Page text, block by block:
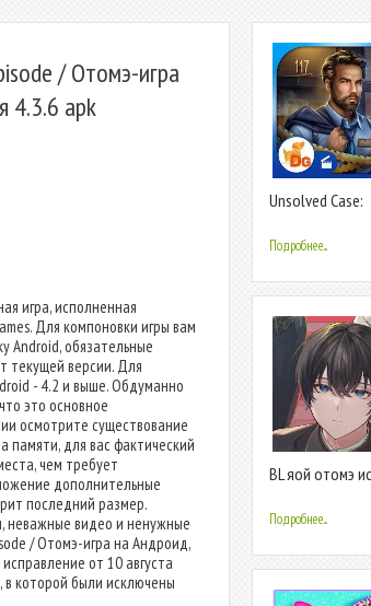
/ Отомэ-игра
4.3.6 apk
игра, исполненная
Для компоновки игры вам
Android, обязательные
текущей версии. Для
- 4.2 и выше. Обдуманно
это основное
осмотрите существование
памяти, для вас фактический
чем требует
дополнительные
последний размер.
неважные видео и ненужные
/ Отомэ-игра на Андроид,
от 10 августа
которой были исключены
Unsolved Case:
Подробнее...
BL яой отомэ
Подробнее...